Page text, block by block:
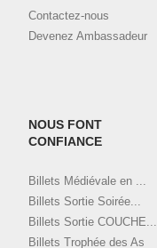
Contactez-nous
Devenez Ambassadeur
NOUS FONT
CONFIANCE
Billets Médiévale en ...
Billets Sortie Soirée...
Billets Sortie COUCHE...
Billets Trophée des As